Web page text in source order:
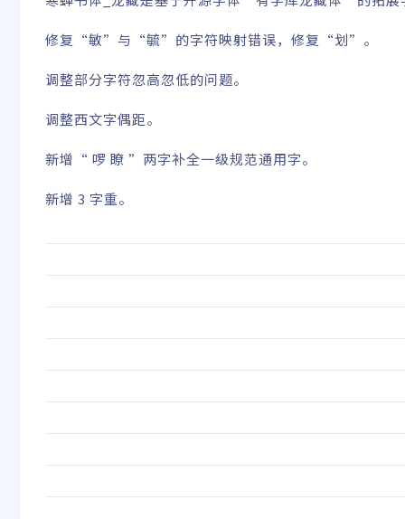
修复“敏”与“毓”的字符映射错误，修复“划”。
调整部分字符忽高忽低的问题。
调整西文字偶距。
新增“ 啰 瞭 ”两字补全一级规范通用字。
新增 3 字重。